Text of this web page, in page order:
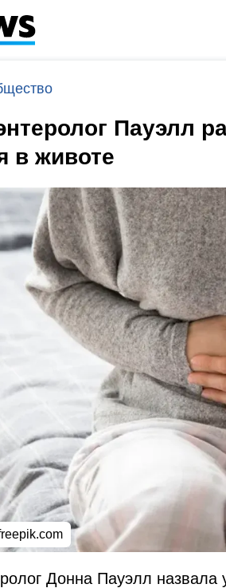
Пауэлл
в животе
Донна Пауэлл